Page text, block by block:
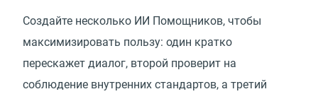
Создайте несколько ИИ Помощников, чтобы
максимизировать пользу: один кратко
перескажет диалог, второй проверит на
соблюдение внутренних стандартов, а третий